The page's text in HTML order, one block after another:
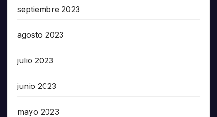
septiembre 2023
agosto 2023
julio 2023
junio 2023
mayo 2023